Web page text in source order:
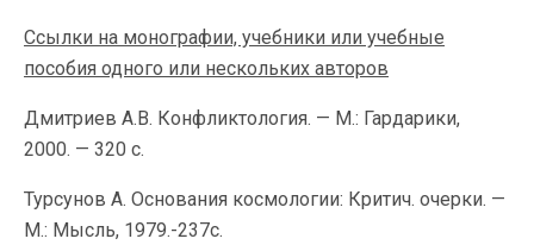
Ссылки на монографии, учебники или учебные
пособия одного или нескольких авторов
Дмитриев А.В. Конфликтология. — М.: Гардарики,
2000. — 320 с.
Турсунов А. Основания космологии: Критич. очерки. —
М.: Мысль, 1979.-237с.